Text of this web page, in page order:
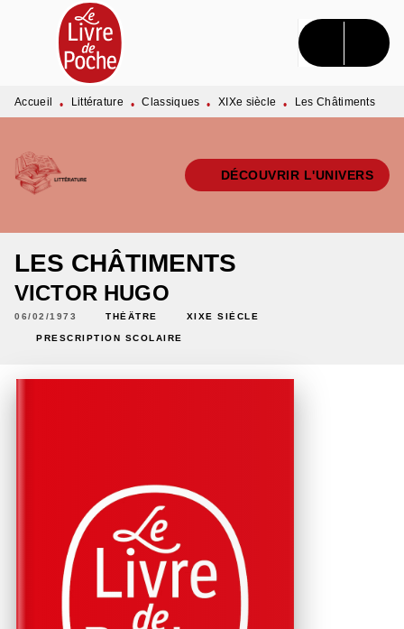
MENU RECHERCHE CONTENU
PIED DE PAGE
Accueil • Littérature • Classiques • XIXe siècle • Les Châtiments
DÉCOUVRIR L'UNIVERS
LES CHÂTIMENTS
VICTOR HUGO
06/02/1973 THÉÂTRE XIXE SIÈCLE
PRESCRIPTION SCOLAIRE